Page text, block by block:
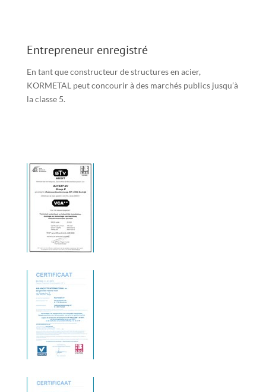
Entrepreneur enregistré
En tant que constructeur de structures en acier,
KORMETAL peut concourir à des marchés publics jusqu’à
la classe 5.